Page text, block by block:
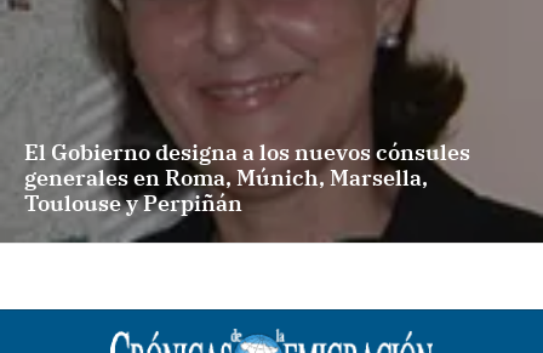
El Gobierno designa a los nuevos cónsules
generales en Roma, Múnich, Marsella,
Toulouse y Perpiñán